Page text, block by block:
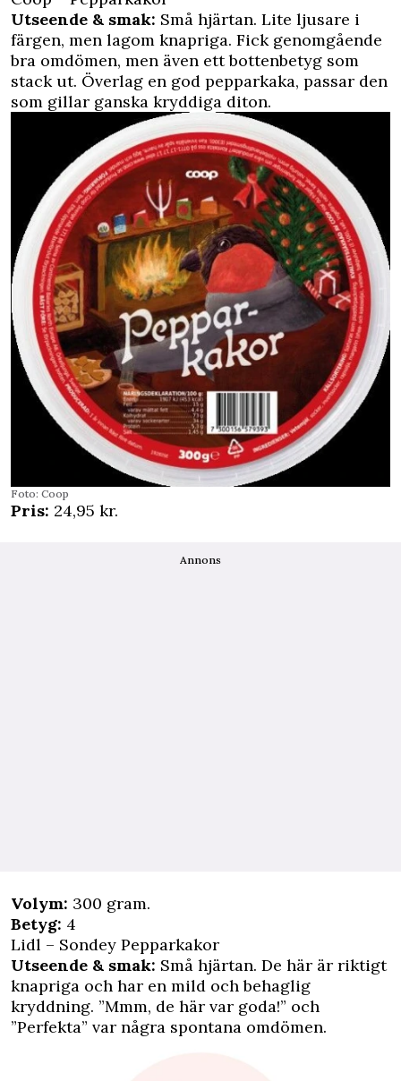
Utseende & smak: Små hjärtan. Lite ljusare i
färgen, men lagom knapriga. Fick genomgående
bra omdömen, men även ett bottenbetyg som
stack ut. Överlag en god pepparkaka, passar den
som gillar ganska kryddiga diton.
Foto: Coop
Pris: 24,95 kr.
Annons
Volym: 300 gram.
Betyg: 4
Lidl – Sondey Pepparkakor
Utseende & smak: Små hjärtan. De här är riktigt
knapriga och har en mild och behaglig
kryddning. ”Mmm, de här var goda!” och
”Perfekta” var några spontana omdömen.